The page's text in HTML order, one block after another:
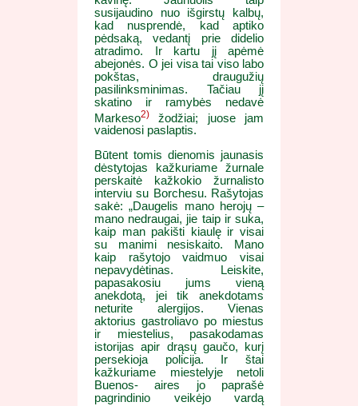
susijaudino nuo išgirstų kalbų,
kad nusprendė, kad aptiko
pėdsaką, vedantį prie didelio
atradimo. Ir kartu jį apėmė
abejonės. O jei visa tai viso labo
pokštas, draugužių
pasilinksminimas. Tačiau jį
skatino ir ramybės nedavė
Markeso2) žodžiai; juose jam
vaidenosi paslaptis.
Būtent tomis dienomis jaunasis
dėstytojas kažkuriame žurnale
perskaitė kažkokio žurnalisto
interviu su Borchesu. Rašytojas
sakė: „Daugelis mano herojų –
mano nedraugai, jie taip ir suka,
kaip man pakišti kiaulę ir visai
su manimi nesiskaito. Mano
kaip rašytojo vaidmuo visai
nepavydėtinas. Leiskite,
papasakosiu jums vieną
anekdotą, jei tik anekdotams
neturite alergijos. Vienas
aktorius gastroliavo po miestus
ir miestelius, pasakodamas
istorijas apir drąsų gaučo, kurį
persekioja policija. Ir štai
kažkuriame miestelyje netoli
Buenos- aires jo paprašė
pagrindinio veikėjo vardą